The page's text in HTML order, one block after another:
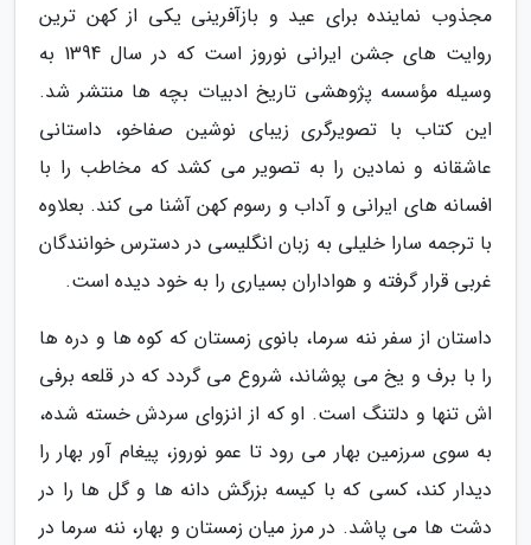
مجذوب نماینده برای عید و بازآفرینی یکی از کهن ترین
روایت های جشن ایرانی نوروز است که در سال 1394 به
وسیله مؤسسه پژوهشی تاریخ ادبیات بچه ها منتشر شد.
این کتاب با تصویرگری زیبای نوشین صفاخو، داستانی
عاشقانه و نمادین را به تصویر می کشد که مخاطب را با
افسانه های ایرانی و آداب و رسوم کهن آشنا می کند. بعلاوه
با ترجمه سارا خلیلی به زبان انگلیسی در دسترس خوانندگان
غربی قرار گرفته و هواداران بسیاری را به خود دیده است.
داستان از سفر ننه سرما، بانوی زمستان که کوه ها و دره ها
را با برف و یخ می پوشاند، شروع می گردد که در قلعه برفی
اش تنها و دلتنگ است. او که از انزوای سردش خسته شده،
به سوی سرزمین بهار می رود تا عمو نوروز، پیغام آور بهار را
دیدار کند، کسی که با کیسه بزرگش دانه ها و گل ها را در
دشت ها می پاشد. در مرز میان زمستان و بهار، ننه سرما در